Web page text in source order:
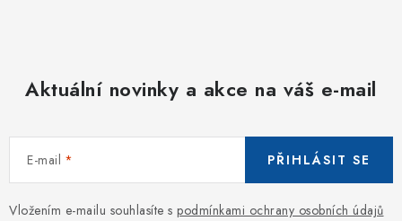
Aktuální novinky a akce na váš e-mail
E-mail
Vložením e-mailu souhlasíte s podmínkami ochrany osobních údajů
PŘIHLÁSIT SE